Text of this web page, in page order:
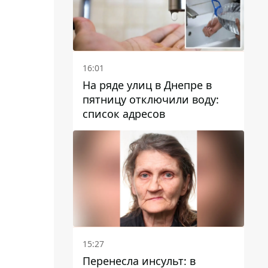
16:01
На ряде улиц в Днепре в
пятницу отключили воду:
список адресов
15:27
Перенесла инсульт: в